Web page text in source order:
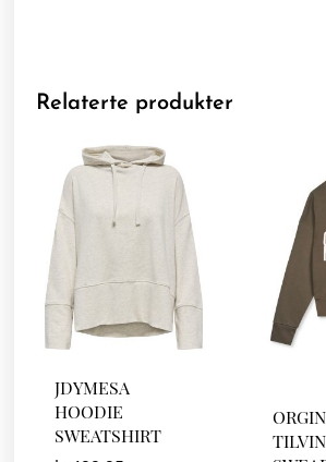
Relaterte produkter
JDYMESA
HOODIE
SWEATSHIRT